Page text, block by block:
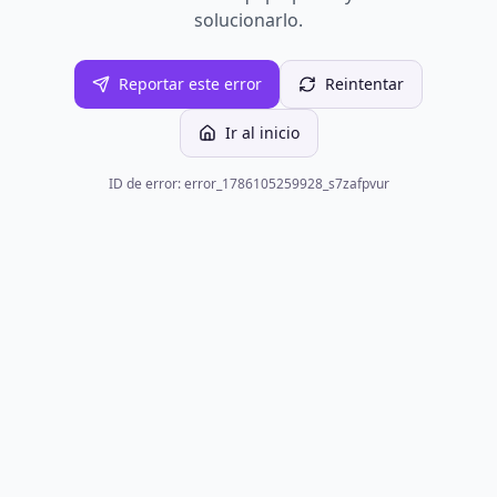
solucionarlo.
Reportar este error Reintentar
Ir al inicio
ID de error: error_1786105259928_s7zafpvur